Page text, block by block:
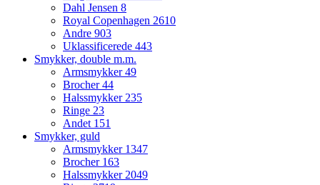
Dahl Jensen 8
Royal Copenhagen 2610
Andre 903
Uklassificerede 443
Smykker, double m.m.
Armsmykker49
Brocher44
Halssmykker 235
Ringe 23
Andet 151
Smykker, guld
Armsmykker 1347
Brocher 163
Halssmykker 2049